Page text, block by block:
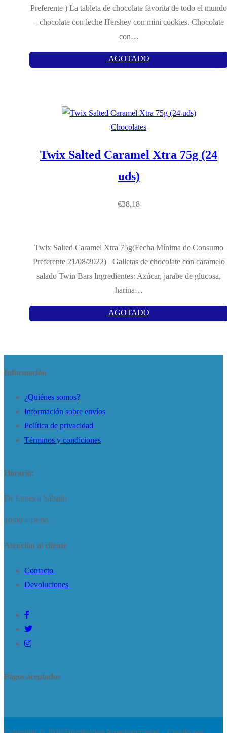
Preferente ) La tableta de chocolate favorita de todo el mundo
– chocolate con leche Hershey con mini cookies. Chocolate
con…
AGOTADO
Chocolates
Twix Salted Caramel Xtra 75g (24
uds)
€38,18
Twix Salted Caramel Xtra 75g(Fecha Mínima de Consumo
Preferente 21/08/2022) Galletas de chocolate con caramelo
salado Twin Bars Ingredientes: Azúcar, jarabe de glucosa,
harina…
AGOTADO
Información
¿Quiénes somos?
Información sobre envíos
Política de privacidad
Términos y condiciones
Horario:
De Lunes a Sábado
10:00 a 18:00
Atención al cliente
Contacto
Devoluciones
Pagos aceptados